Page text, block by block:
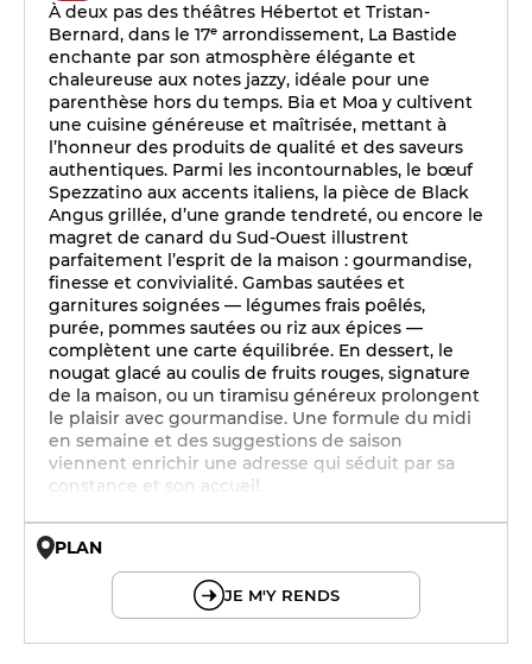
À deux pas des théâtres Hébertot et Tristan-
Bernard, dans le 17ᵉ arrondissement, La Bastide
enchante par son atmosphère élégante et
chaleureuse aux notes jazzy, idéale pour une
parenthèse hors du temps. Bia et Moa y cultivent
une cuisine généreuse et maîtrisée, mettant à
l’honneur des produits de qualité et des saveurs
authentiques. Parmi les incontournables, le bœuf
Spezzatino aux accents italiens, la pièce de Black
Angus grillée, d’une grande tendreté, ou encore le
magret de canard du Sud-Ouest illustrent
parfaitement l’esprit de la maison : gourmandise,
finesse et convivialité. Gambas sautées et
garnitures soignées — légumes frais poêlés,
purée, pommes sautées ou riz aux épices —
complètent une carte équilibrée. En dessert, le
nougat glacé au coulis de fruits rouges, signature
de la maison, ou un tiramisu généreux prolongent
le plaisir avec gourmandise. Une formule du midi
en semaine et des suggestions de saison
viennent enrichir une adresse qui séduit par sa
constance et son accueil.
PLAN
JE M'Y RENDS